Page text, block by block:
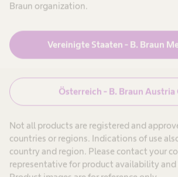
Braun organization.
Vereinigte Staaten - B. Braun
Österreich - B. Braun Austria
Not all products are registered and
countries or regions. Indications of use
country and region. Please contact your
representative for product availability and
Patienten
Karriere
Über uns
Österreich